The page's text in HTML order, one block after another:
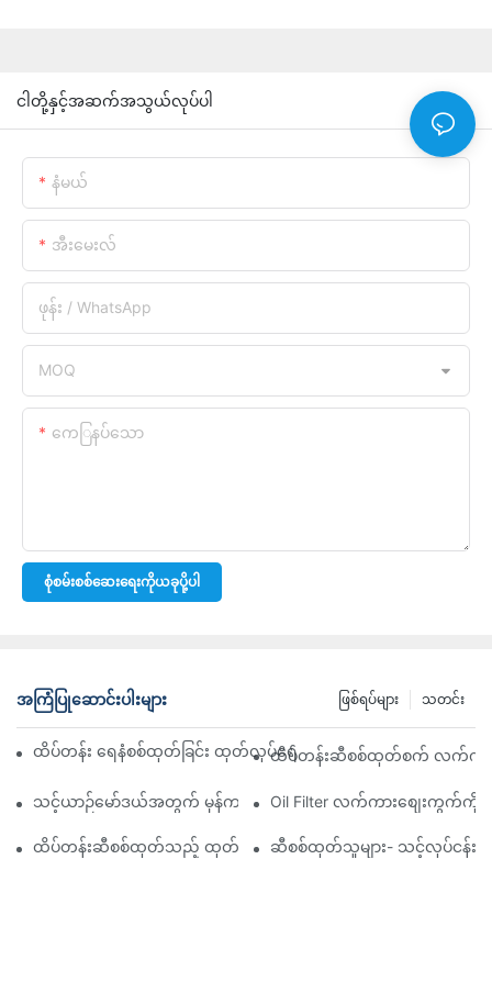
ငါတို့နှင့်အဆက်အသွယ်လုပ်ပါ
နံမယ်
အီးမေးလ်
ဖုန်း / WhatsApp
MOQ
ကေြနပ်သော
စုံစမ်းစစ်ဆေးရေးကိုယခုပို့ပါ
အကြံပြုဆောင်းပါးများ သတင်း
ဖြစ်ရပ်များ
ထိပ်တန်း ရေနံစစ်ထုတ်ခြင်း ထုတ်လုပ်ရေးကုမ္ပဏီများ- ပြည့်စုံသော ခ
ထိပ်တန်းဆီစစ်ထုတ်စက် လက်ကား
သင့်ယာဉ်မော်ဒယ်အတွက် မှန်ကန်သော ဆီစစ်ထုတ်စက်ကို ရွေးချယ်ခြင်း-
Oil Filter လက်ကားစျေးကွက်ကို
ထိပ်တန်းဆီစစ်ထုတ်သည့် ထုတ်လုပ်သူများနှင့် ၎င်းတို့၏ ဆန်းသစ်တီထွင်မှု
ဆီစစ်ထုတ်သူများ- သင့်လုပ်ငန်း